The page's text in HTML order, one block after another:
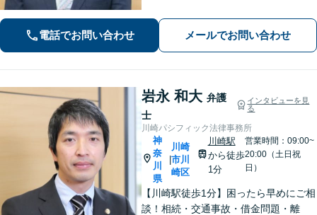
って対応致します。クチコミ・リピー
ターの方多数。お気軽にご相談くださ
い。
電話でお問い合わせ メールでお問い合わせ
岩永 和大 弁護
士
インタビューを見
る
川崎パシフィック法律事務所
神
奈
川
県
|
川崎
市川
崎区
川崎駅
から徒歩
1分
営業時間：09:00~
20:00（土日祝
日）
【川崎駅徒歩1分】困ったら早めにご相
談！相続・交通事故・借金問題・離